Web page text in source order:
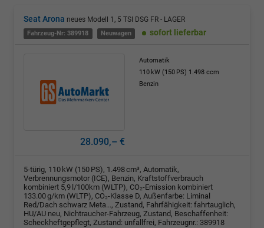
Seat Arona neues Modell 1, 5 TSI DSG FR - LAGER
Fahrzeug-Nr: 389918 Neuwagen sofort lieferbar
Automatik
110 kW (150 PS) 1.498 ccm
Benzin
28.090,– €
5-türig, 110 kW (150 PS), 1.498 cm³, Automatik,
Verbrennungsmotor (ICE), Benzin, Kraftstoffverbrauch
kombiniert 5,9 l/100km (WLTP), CO₂-Emission kombiniert
133.00 g/km (WLTP), CO₂-Klasse D, Außenfarbe: Liminal
Red/Dach schwarz Meta..., Zustand, Fahrfähigkeit: fahrtauglich,
HU/AU neu, Nichtraucher-Fahrzeug, Zustand, Beschaffenheit:
Scheckheftgepflegt, Zustand: unfallfrei, Fahrzeugnr.: 389918